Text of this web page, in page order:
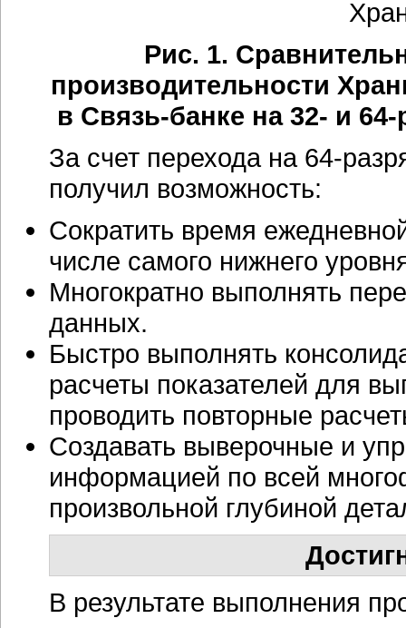
Рис. 1.
производительности
в Связь-банке на 32- и
За счет перехода на 64-
получил возможность:
Сократить время
числе самого нижнего
Многократно выполнять
данных.
Быстро выполнять
расчеты показателей для
проводить повторные
Создавать выверочные и
информацией по всей
произвольной глубиной
В результате выполнения